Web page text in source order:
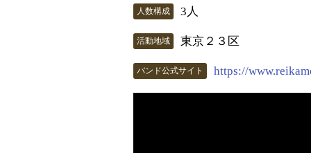
人数構成 3人
活動地域 東京２３区
バンド公式サイト https://